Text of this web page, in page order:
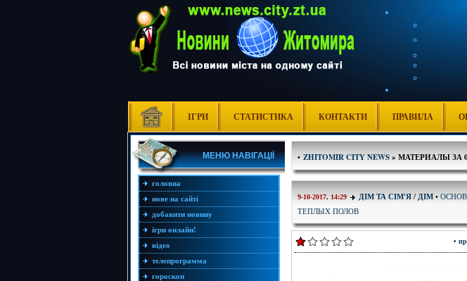
ІГРИ СТАТИСТИКА КОНТАКТИ ПРАВИЛА
МЕНЮ НАВІГАЦІЇ
головна
нове на сайті
добавити новину
ігри онлайн!
відео
телепрограмма
гороскоп
• ZHITOMIR CITY NEWS» МАТЕРИАЛЫ ЗА
9-10-2017, 14:29 ДІМ ТА СІМ'Я / ДІМ •
ТЕПЛЫХ ПОЛОВ
•